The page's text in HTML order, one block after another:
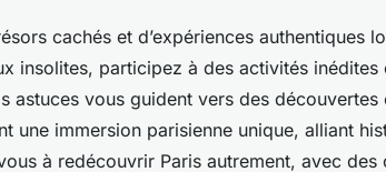
cachés et d’expériences authentiques
insolites, participez à des activités
astuces vous guident vers des
une immersion parisienne unique, alliant
à redécouvrir Paris autrement, avec